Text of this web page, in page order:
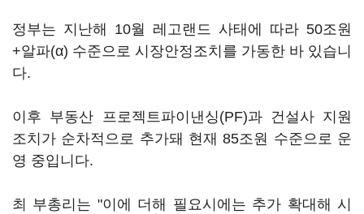
정부는 지난해 10월 레고랜드 사태에 따라 50조원
+알파(α) 수준으로 시장안정조치를 가동한 바 있습니
다.
이후 부동산 프로젝트파이낸싱(PF)과 건설사 지원
조치가 순차적으로 추가돼 현재 85조원 수준으로 운
영 중입니다.
최 부총리는 "이에 더해 필요시에는 추가 확대해 시